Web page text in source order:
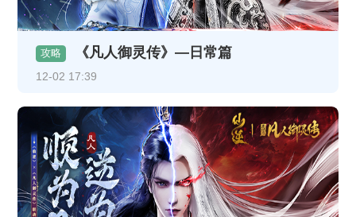
攻略 《凡人御灵传》—日常篇
12-02 17:39